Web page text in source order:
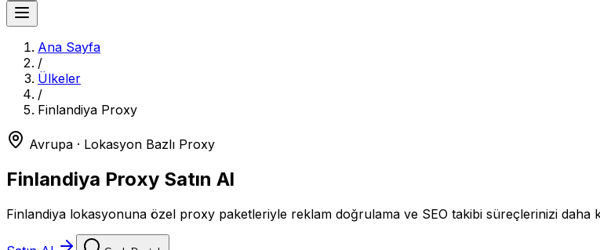
Ana Sayfa
/
Ülkeler
/
Finlandiya Proxy
Avrupa · Lokasyon Bazlı Proxy
Finlandiya Proxy Satın Al
Finlandiya lokasyonuna özel proxy paketleriyle reklam doğrulama ve SEO takibi süreçlerinizi daha